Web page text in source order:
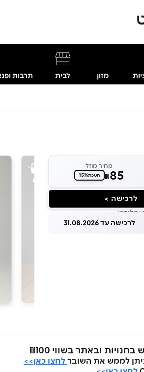
מזון לבית תרבות
מחיר מוזל
₪85 חסכת15%
לרכישה >
לרכישה עד 31.08.2026
בשווי ₪100
לחצו כאן>>